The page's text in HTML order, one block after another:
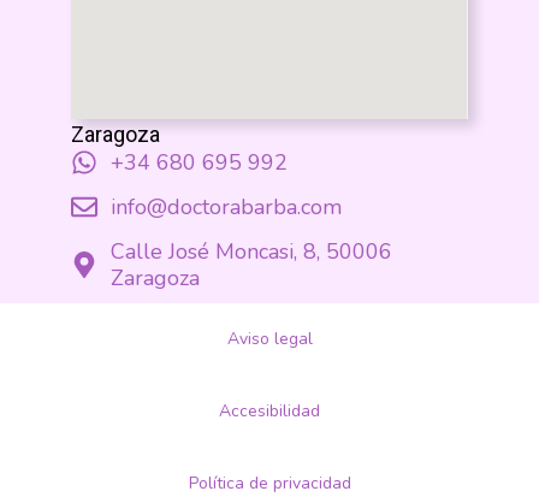
Zaragoza
+34 680 695 992
info@doctorabarba.com
Calle José Moncasi, 8, 50006
Zaragoza
Aviso legal
Accesibilidad
Política de privacidad